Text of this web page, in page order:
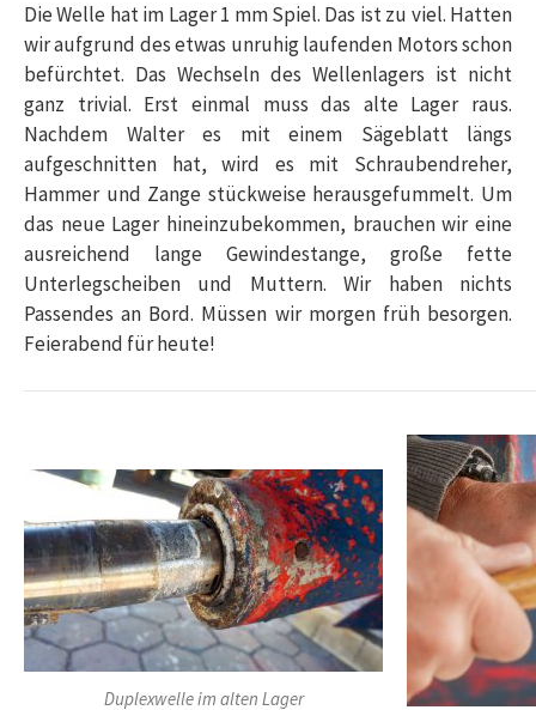
Die Welle hat im Lager 1 mm Spiel. Das ist zu viel. Hatten
wir aufgrund des etwas unruhig laufenden Motors schon
befürchtet. Das Wechseln des Wellenlagers ist nicht
ganz trivial. Erst einmal muss das alte Lager raus.
Nachdem Walter es mit einem Sägeblatt längs
aufgeschnitten hat, wird es mit Schraubendreher,
Hammer und Zange stückweise herausgefummelt. Um
das neue Lager hineinzubekommen, brauchen wir eine
ausreichend lange Gewindestange, große fette
Unterlegscheiben und Muttern. Wir haben nichts
Passendes an Bord. Müssen wir morgen früh besorgen.
Feierabend für heute!
Duplexwelle im alten Lager